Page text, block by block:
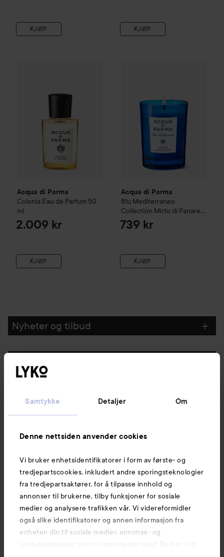
Samtykke Detaljer Om
Denne nettsiden anvender cookies
Vi bruker enhetsidentifikatorer i form av første- og
tredjepartscookies, inkludert andre sporingsteknologier
fra tredjepartsaktører, for å tilpasse innhold og
annonser til brukerne, tilby funksjoner for sosiale
medier og analysere trafikken vår. Vi videreformidler
også slike identifikatorer og annen informasjon fra
enheten din til sosiale medier, annonse- og
analyseselskaper som vi samarbeider med. De kan i sin
KJØP KJØP
Acqua di Parma
Colonia Eau de Parfum 50
ml
2.009 kr
KJØP
Acqua di Parma
Blu Mediterraneo
Collection Mirto di Panarea
Candle 200 g
739 kr
KJØP
Nyheter og tilbud
Kundeservice
Informasjon
Også av interesse